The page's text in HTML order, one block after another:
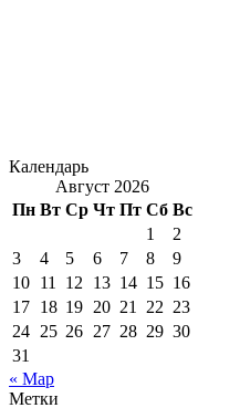
Календарь
Август 2026
Пн Вт Ср Чт Пт Сб Вс
1
2
3
4 5 6 7 8
9
10 11 12 13 14 15 16
17 18 19 20 21 22 23
24 25 26 27 28 29 30
31
« Мар
Метки